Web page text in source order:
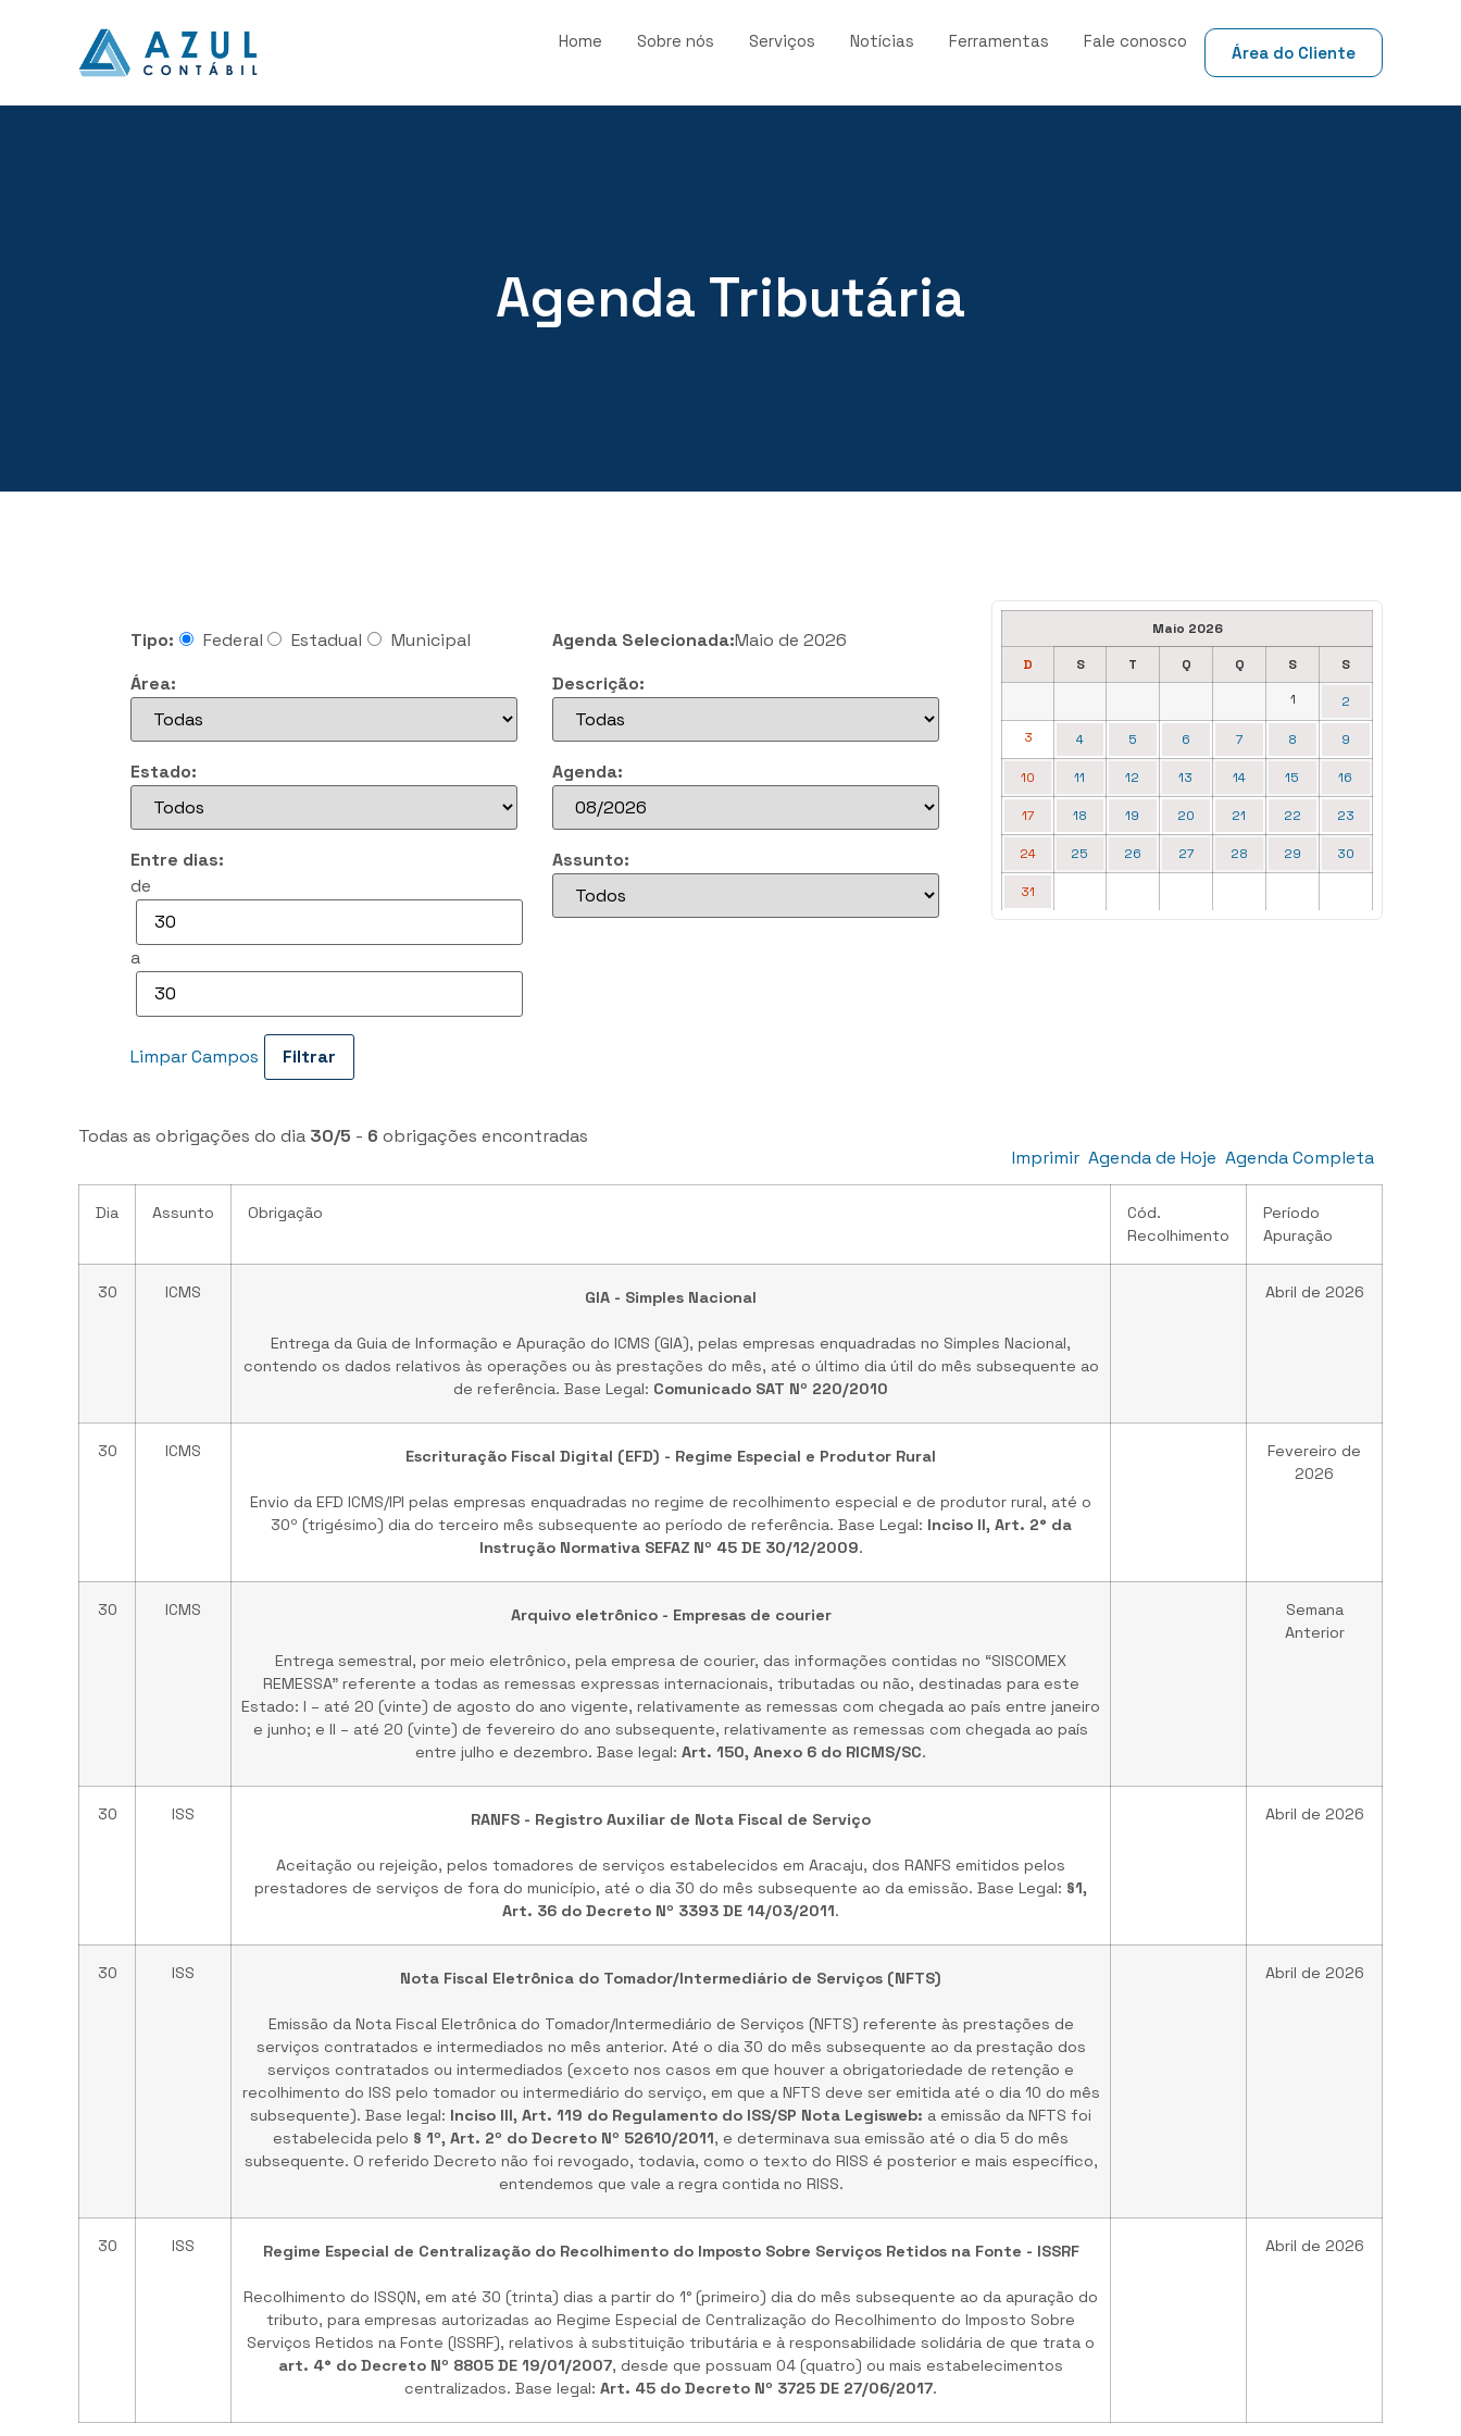
Home Sobre nós Serviços Notícias Ferramentas Fale conosco
Área do Cliente
Agenda Tributária
Tipo: Federal Estadual Municipal Agenda Selecionada:Maio de 2026
Área:
Descrição:
Estado: Agenda:
Entre dias:
de
a
Assunto:
Limpar Campos
Maio 2026
D S T Q Q S
S
1
2
3 4 5 6 7 8 9
10 11 12 13 14 15 16
17 18 19 20 21 22 23
24 25 26 27 28 29 30
31
Agenda Completa
Agenda de Hoje
Imprimir
Todas as obrigações do dia 30/5 - 6 obrigações encontradas
Dia Assunto Obrigação
Cód.
Recolhimento
Período
Apuração
30 ICMS GIA - Simples Nacional
Entrega da Guia de Informação e Apuração do ICMS (GIA), pelas empresas enquadradas no Simples Nacional,
contendo os dados relativos às operações ou às prestações do mês, até o último dia útil do mês subsequente ao
de referência. Base Legal: Comunicado SAT Nº 220/2010
Abril de 2026
30 ICMS Escrituração Fiscal Digital (EFD) - Regime Especial e Produtor Rural
Envio da EFD ICMS/IPI pelas empresas enquadradas no regime de recolhimento especial e de produtor rural, até o
30º (trigésimo) dia do terceiro mês subsequente ao período de referência. Base Legal: Inciso II, Art. 2° da
Instrução Normativa SEFAZ Nº 45 DE 30/12/2009.
Fevereiro de
2026
30 ICMS Arquivo eletrônico - Empresas de courier
Entrega semestral, por meio eletrônico, pela empresa de courier, das informações contidas no “SISCOMEX
REMESSA” referente a todas as remessas expressas internacionais, tributadas ou não, destinadas para este
Estado: I – até 20 (vinte) de agosto do ano vigente, relativamente as remessas com chegada ao país entre janeiro
e junho; e II – até 20 (vinte) de fevereiro do ano subsequente, relativamente as remessas com chegada ao país
entre julho e dezembro. Base legal: Art. 150, Anexo 6 do RICMS/SC.
Semana
Anterior
30 ISS RANFS - Registro Auxiliar de Nota Fiscal de Serviço
Aceitação ou rejeição, pelos tomadores de serviços estabelecidos em Aracaju, dos RANFS emitidos pelos
prestadores de serviços de fora do município, até o dia 30 do mês subsequente ao da emissão. Base Legal: §1,
Art. 36 do Decreto Nº 3393 DE 14/03/2011.
Abril de 2026
30 ISS Nota Fiscal Eletrônica do Tomador/Intermediário de Serviços (NFTS)
Emissão da Nota Fiscal Eletrônica do Tomador/Intermediário de Serviços (NFTS) referente às prestações de
serviços contratados e intermediados no mês anterior. Até o dia 30 do mês subsequente ao da prestação dos
serviços contratados ou intermediados (exceto nos casos em que houver a obrigatoriedade de retenção e
recolhimento do ISS pelo tomador ou intermediário do serviço, em que a NFTS deve ser emitida até o dia 10 do mês
subsequente). Base legal: Inciso III, Art. 119 do Regulamento do ISS/SP Nota Legisweb: a emissão da NFTS foi
estabelecida pelo § 1º, Art. 2º do Decreto Nº 52610/2011, e determinava sua emissão até o dia 5 do mês
subsequente. O referido Decreto não foi revogado, todavia, como o texto do RISS é posterior e mais específico,
entendemos que vale a regra contida no RISS.
Abril de 2026
30 ISS Regime Especial de Centralização do Recolhimento do Imposto Sobre Serviços Retidos na Fonte - ISSRF
Recolhimento do ISSQN, em até 30 (trinta) dias a partir do 1° (primeiro) dia do mês subsequente ao da apuração do
tributo, para empresas autorizadas ao Regime Especial de Centralização do Recolhimento do Imposto Sobre
Serviços Retidos na Fonte (ISSRF), relativos à substituição tributária e à responsabilidade solidária de que trata o
art. 4° do Decreto Nº 8805 DE 19/01/2007, desde que possuam 04 (quatro) ou mais estabelecimentos
centralizados. Base legal: Art. 45 do Decreto Nº 3725 DE 27/06/2017.
Abril de 2026